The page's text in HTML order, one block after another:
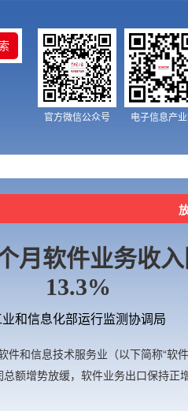
官方微信公众号 电子信息产
月软件业务收
13.3%
和信息化部运行监测协调局
和信息技术服务业（以下简称“软件
额增势放缓，软件业务出口保持正增